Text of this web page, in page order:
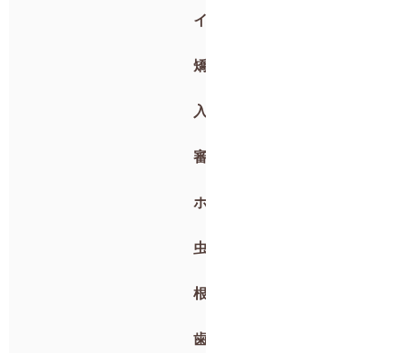
インプラント
矯正歯科
入れ歯
審美歯科
ホワイトニング
虫歯治療・抜歯
根管治療
歯周病